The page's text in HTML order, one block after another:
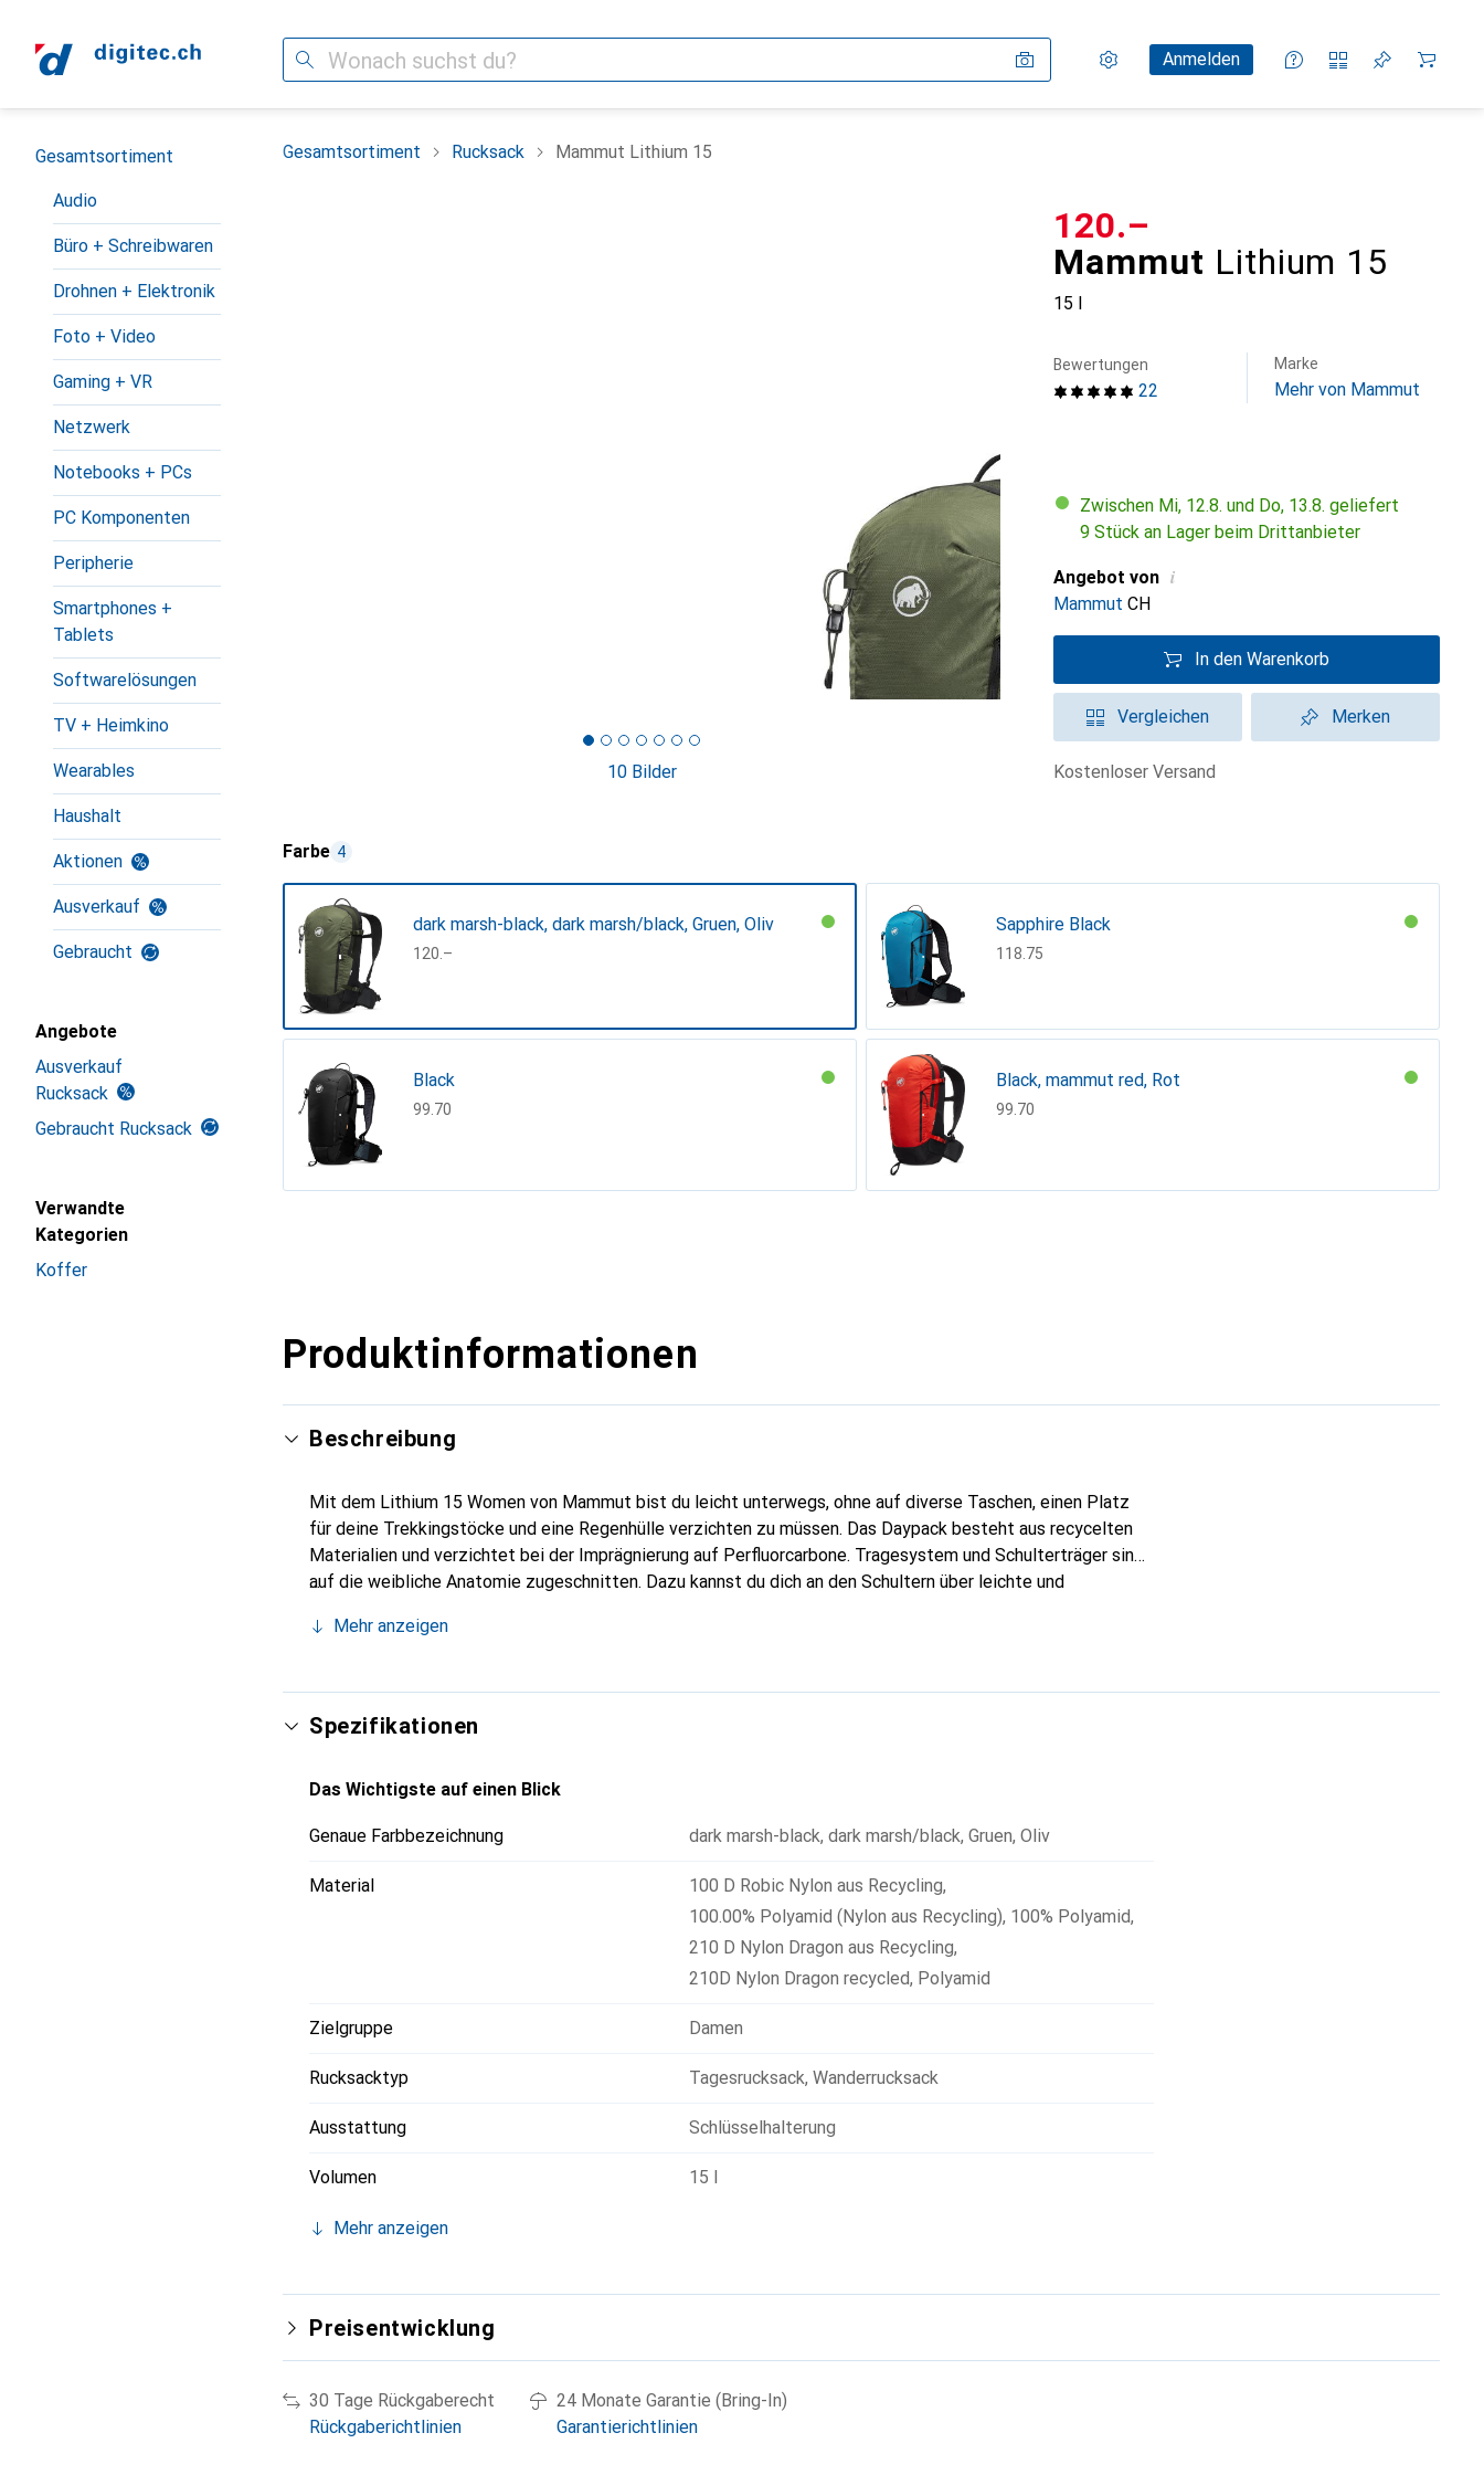
Suche Einstellungen
KundenkontoAnmelden
Vergleichslisten
Merklisten
Warenkorb
Navigation nach Kategorien
Gesamtsortiment
Audio
Büro + Schreibwaren
Drohnen + Elektronik
Foto + Video
Gaming + VR
Netzwerk
Notebooks + PCs
PC Komponenten
Peripherie
Smartphones +
Tablets
Softwarelösungen
TV + Heimkino
Wearables
Haushalt
Aktionen
Ausverkauf
Gebraucht
Angebote
Ausverkauf
Rucksack
Gebraucht Rucksack
Verwandte
Kategorien
Koffer
Gesamtsortiment Rucksack Mammut Lithium 15
10 Bilder
Mammut Lithium 15
15 l
CHF
120.–
22
Bewertungen Marke
Mehr von Mammut
Zwischen Mi, 12.8. und Do, 13.8. geliefert
9 Stück an Lager beim Drittanbieter
Angebot von i
Mammut CH
In den Warenkorb
Vergleichen Merken
kostenloser Versand
Farbe 4
dark marsh-black, dark marsh/black, Gruen, Oliv
CHF
120.–
Sapphire Black
CHF
118.75
Black
CHF
99.70
Black, mammut red, Rot
CHF
99.70
Produktinformationen
Beschreibung
Mit dem Lithium 15 Women von Mammut bist du leicht unterwegs, ohne auf diverse Taschen, einen Platz
für deine Trekkingstöcke und eine Regenhülle verzichten zu müssen. Das Daypack besteht aus recycelten
Materialien und verzichtet bei der Imprägnierung auf Perfluorcarbone. Tragesystem und Schulterträger sind
auf die weibliche Anatomie zugeschnitten. Dazu kannst du dich an den Schultern über leichte und
ausklappbare Tasche für dein Smartphone und lässt sich auch abnehmen, ebenso wie die integrierte
unterwegs.
Mehr anzeigen
Spezifikationen
Das Wichtigste auf einen Blick
Genaue Farbbezeichnung dark marsh-black, dark marsh/black, Gruen, Oliv
Material 100 D Robic Nylon aus Recycling,
100.00% Polyamid (Nylon aus Recycling), 100% Polyamid,
210 D Nylon Dragon aus Recycling,
210D Nylon Dragon recycled, Polyamid
Zielgruppe Damen
Rucksacktyp Tagesrucksack, Wanderrucksack
Ausstattung Schlüsselhalterung
Volumen 15 l
Mehr anzeigen
Preisentwicklung
30 Tage Rückgaberecht
Rückgaberichtlinien
24 Monate Garantie (Bring-In)
Garantierichtlinien